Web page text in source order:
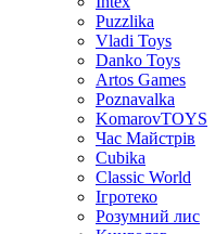
Puzzlika
Vladi Toys
Danko Toys
Artos Games
Poznavalka
KomarovTOYS
Час Майстрів
Cubika
Classic World
Ігротеко
Розумний лис